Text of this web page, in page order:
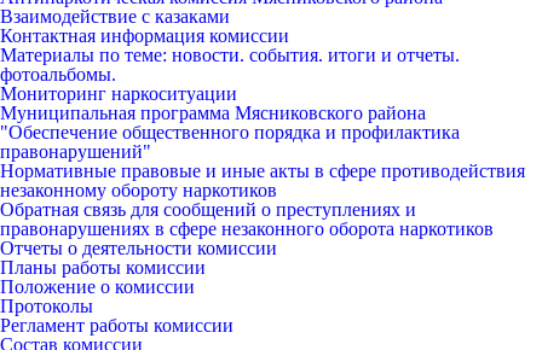
Взаимодействие с казаками
Контактная информация комиссии
Материалы по теме: новости. события. итоги и отчеты.
фотоальбомы.
Мониторинг наркоситуации
Муниципальная программа Мясниковского района
"Обеспечение общественного порядка и профилактика
правонарушений"
Нормативные правовые и иные акты в сфере противодействия
незаконному обороту наркотиков
Обратная связь для сообщений о преступлениях и
правонарушениях в сфере незаконного оборота наркотиков
Отчеты о деятельности комиссии
Планы работы комиссии
Положение о комиссии
Протоколы
Регламент работы комиссии
Состав комиссии